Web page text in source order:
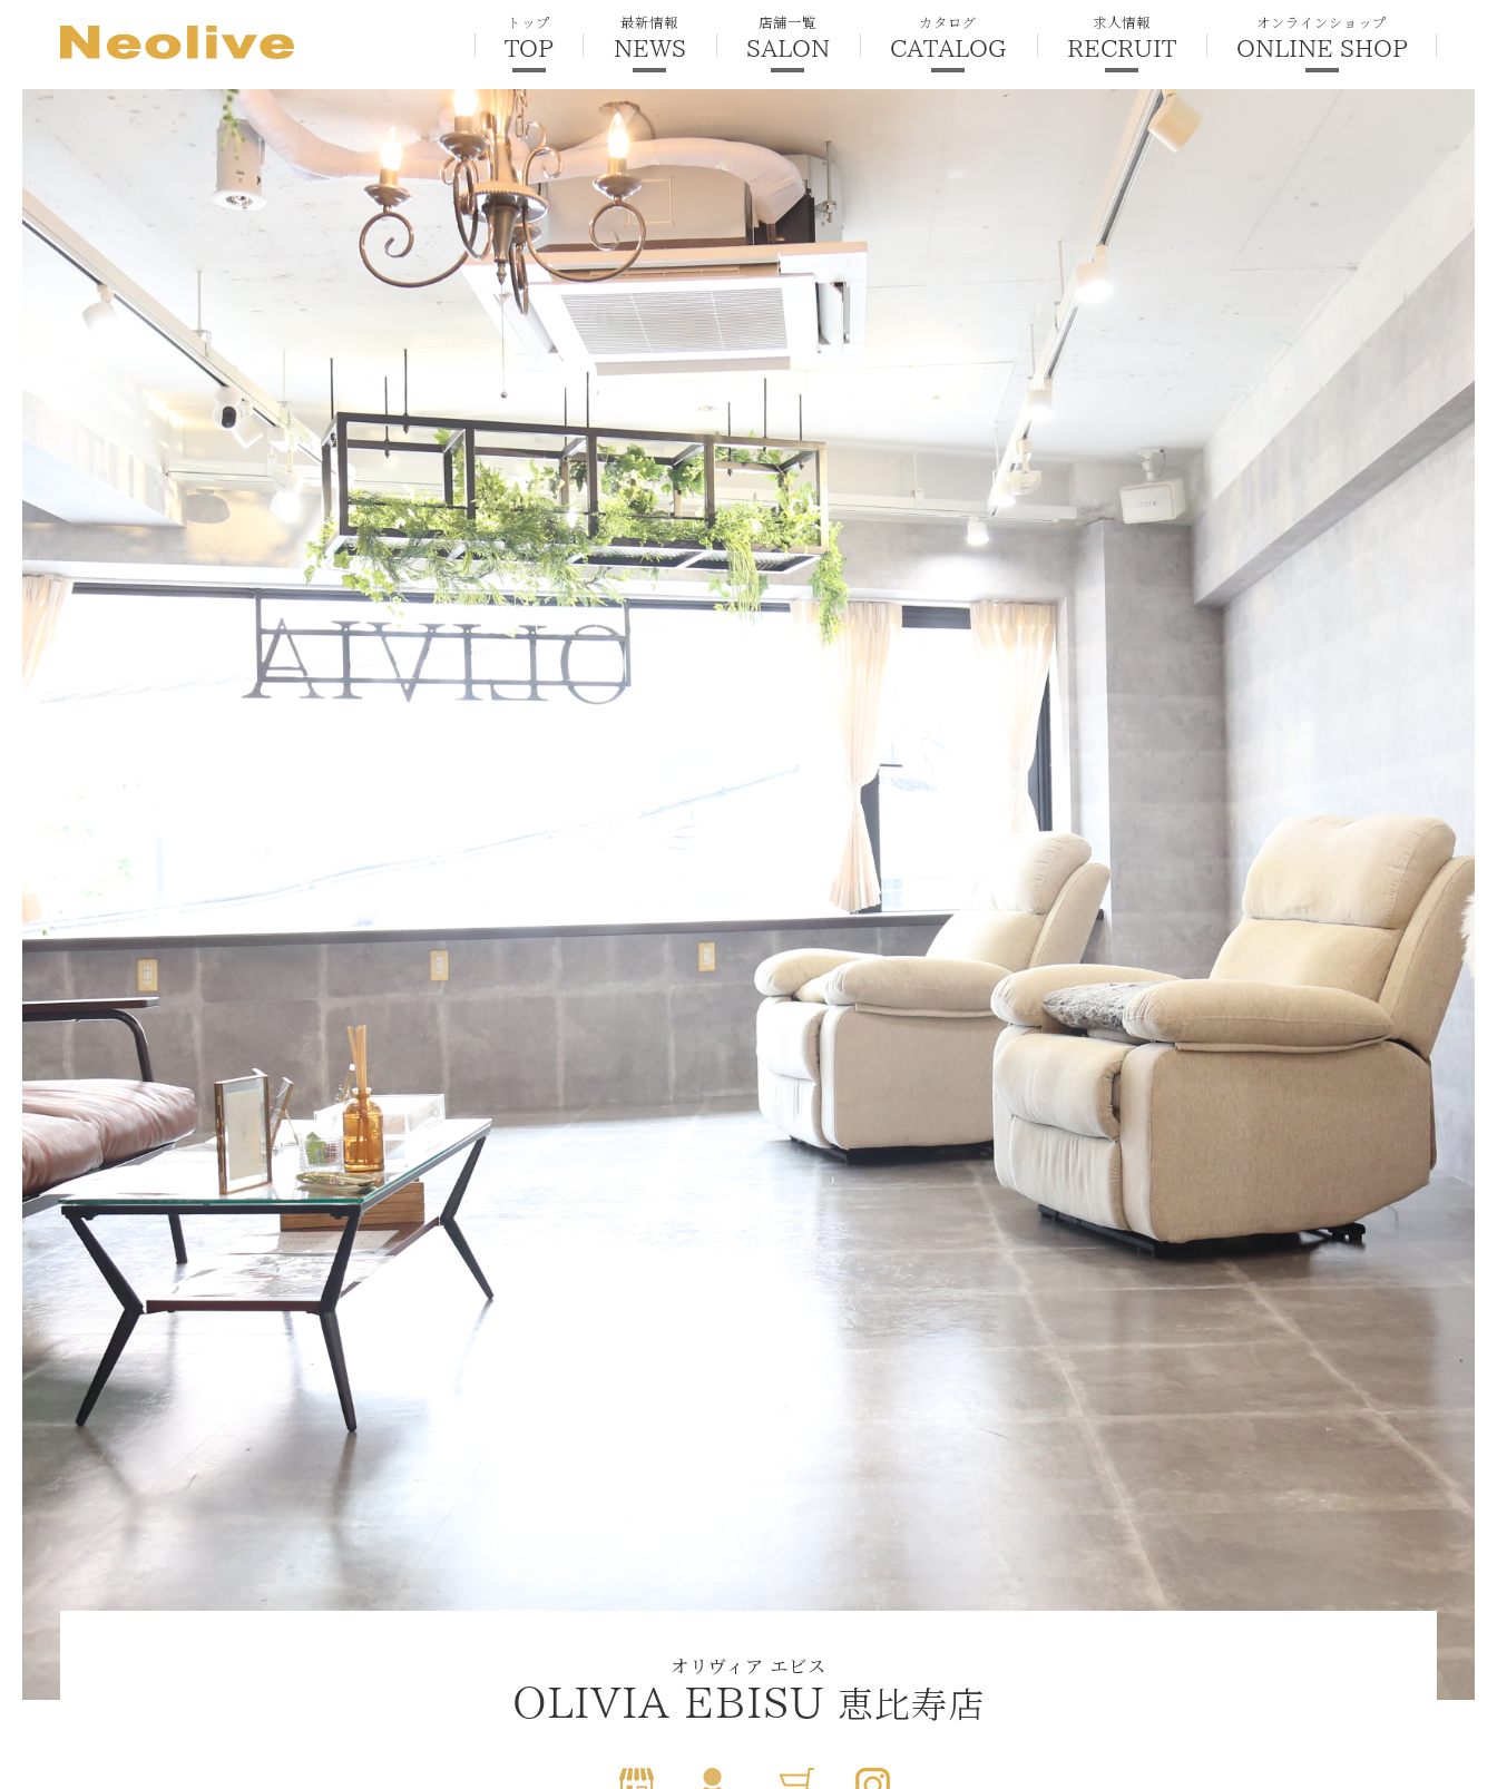
トップ
TOP
最新情報
NEWS
店舗一覧
SALON
カタログ
CATALOG
求人情報
RECRUIT
オンラインショップ
ONLINE SHOP
オリヴィア エビス
OLIVIA EBISU 恵比寿店